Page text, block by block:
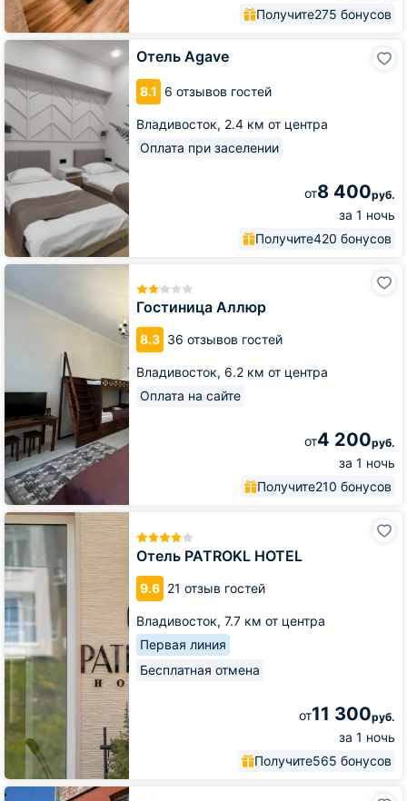
Получите275 бонусов
Отель Agave
8.1 6 отзывов гостей
Владивосток, 2.4 км от центра
Оплата при заселении
от8 400руб.
за 1 ночь
Получите420 бонусов
Отель
Agave
Гостиница Аллюр
8.3 36 отзывов гостей
Владивосток, 6.2 км от центра
Оплата на сайте
от4 200руб.
за 1 ночь
Получите210 бонусов
Гостиница
Аллюр
Отель PATROKL HOTEL
9.6 21 отзыв гостей
Владивосток, 7.7 км от центра
Первая линия
Бесплатная отмена
от11 300руб.
за 1 ночь
Получите565 бонусов
Отель
PATROKL
Мини-